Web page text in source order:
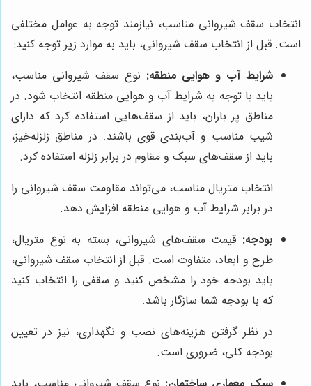
انتخاب سقف شیروانی مناسب، نیازمند توجه به عوامل مختلفی
است. قبل از انتخاب سقف شیروانی، باید به موارد زیر توجه کنید:
شرایط آب و هوایی منطقه: نوع سقف شیروانی مناسب،
باید با توجه به شرایط آب و هوایی منطقه انتخاب شود. در
مناطق پر باران، باید از سقف‌هایی استفاده کرد که دارای
شیب مناسب و آب‌بندی قوی باشند. در مناطق زلزله‌خیز،
باید از سقف‌های سبک و مقاوم در برابر زلزله استفاده کرد.
انتخاب متریال مناسب، می‌تواند مقاومت سقف شیروانی را
در برابر شرایط آب و هوایی منطقه افزایش دهد.
بودجه: قیمت سقف‌های شیروانی، بسته به نوع متریال،
طرح و ابعاد، متفاوت است. قبل از انتخاب سقف شیروانی،
باید بودجه خود را مشخص کنید و سقفی را انتخاب کنید
که با بودجه شما سازگار باشد.
در نظر گرفتن هزینه‌های نصب و نگهداری، نیز در تعیین
بودجه کلی، ضروری است.